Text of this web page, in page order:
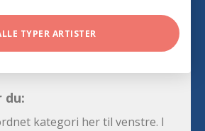
TYPER ARTISTER
du:
kategori her til venstre. I